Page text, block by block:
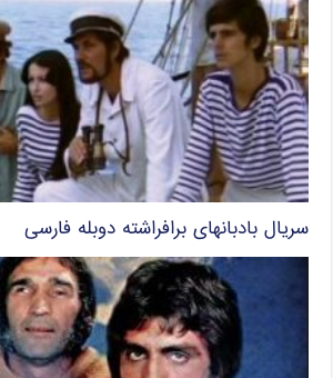
سریال بادبانهای برافراشته دوبله فارسی